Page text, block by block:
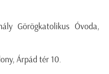
Görögkatolikus Óvoda,
Árpád tér 10.